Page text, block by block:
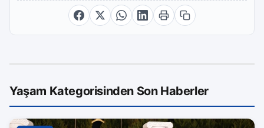
Yaşam Kategorisinden Son Haberler